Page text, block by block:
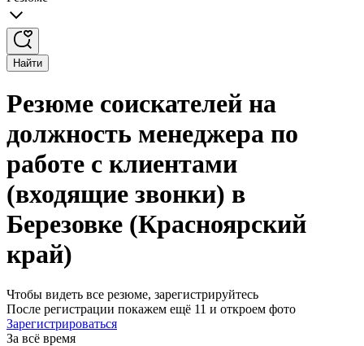
Найти
Резюме соискателей на
должность менеджера по
работе с клиентами
(входящие звонки) в
Березовке (Красноярский
край)
Чтобы видеть все резюме, зарегистрируйтесь
После регистрации покажем ещё 11 и откроем фото
Зарегистрироваться
За всё время